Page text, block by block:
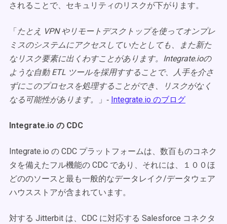
されることで、セキュリティのリスクが下がります。
「たとえ VPN やリモートデスクトップを使ってオンプレ
ミスのシステムにアクセスしていたとしても、また新た
なリスク要素に出くわすことがあります。Integrate.ioの
ような自動 ETL ツールを採用すすることで、人手を介さ
ずにこのプロセスを処理することができ、リスクがなく
なる可能性があります。
」‐ Integrate.io のブログ
Integrate.io の CDC
Integrate.io の CDC プラットフォームは、数百ものコネク
タを備えたフル機能の CDC であり、それには、１００ほ
どののソースと最も一般的なデータレイク/データウェア
ハウスストアが含まれています。
対する Jitterbit は、CDC に対応する Salesforce コネクタ